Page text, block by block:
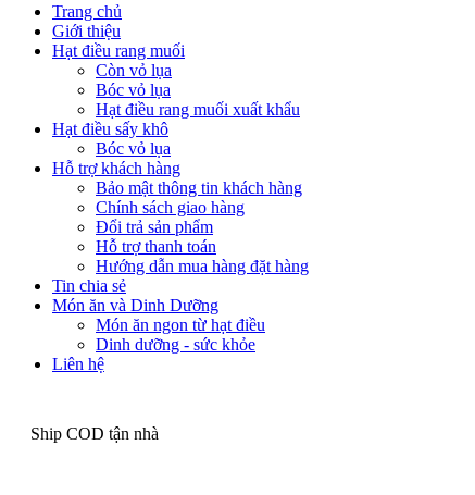
Trang chủ
Giới thiệu
Hạt điều rang muối
Còn vỏ lụa
Bóc vỏ lụa
Hạt điều rang muối xuất khẩu
Hạt điều sấy khô
Bóc vỏ lụa
Hỗ trợ khách hàng
Bảo mật thông tin khách hàng
Chính sách giao hàng
Đổi trả sản phẩm
Hỗ trợ thanh toán
Hướng dẫn mua hàng đặt hàng
Tin chia sẻ
Món ăn và Dinh Dưỡng
Món ăn ngon từ hạt điều
Dinh dưỡng - sức khỏe
Liên hệ
Ship COD tận nhà